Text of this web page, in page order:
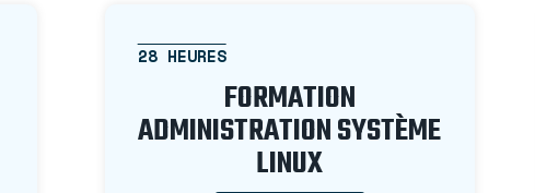
28 HEURES
FORMATION
ADMINISTRATION SYSTÈME
LINUX